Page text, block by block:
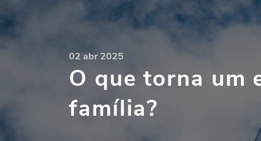
02 abr 2025
O que torna um
família?